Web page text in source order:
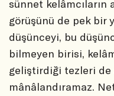
sünnet kelâmcıların
görüşünü de pek bir
düşünceyi, bu
bilmeyen birisi,
geliştirdiği tezleri de
mânâlandıramaz.